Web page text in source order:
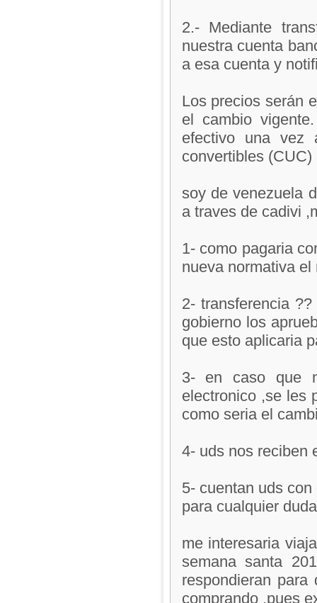
2.- Mediante
nuestra cuenta
a esa cuenta y
Los precios serán
el cambio
efectivo una vez
convertibles
soy de venezuela
a traves de cadivi
1- como pagaria
nueva normativa
2- transferencia
gobierno los
que esto aplicaria
3- en caso que
electronico ,se les
como seria el
4- uds nos reciben
5- cuentan uds
para cualquier
me interesaria
semana santa
respondieran
comprando ,pues